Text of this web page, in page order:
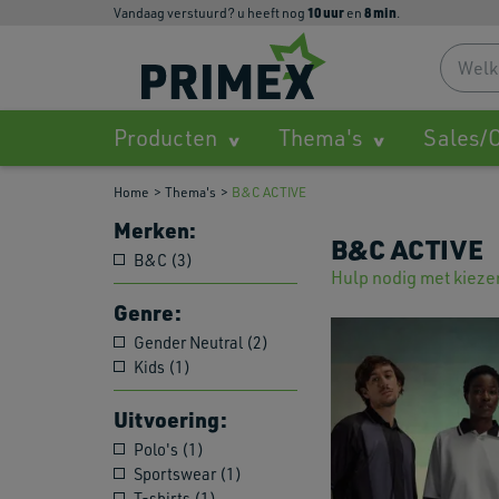
Vandaag verstuurd? u heeft nog 10uur en 8min.
Producten Thema's Sales/
Home Thema's B&C ACTIVE
Merken:
B&C (3)
Genre:
Gender Neutral (2)
Kids (1)
Uitvoering:
Polo's (1)
Sportswear (1)
B&C ACTIVE
Hulp nodig met